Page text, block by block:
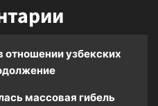
отношении узбекских
массовая гибель